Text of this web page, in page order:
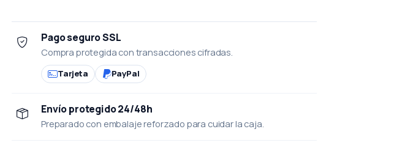
Pago seguro SSL
Compra protegida con transacciones cifradas.
Tarjeta PayPal
Envío protegido 24/48h
Preparado con embalaje reforzado para cuidar la caja.